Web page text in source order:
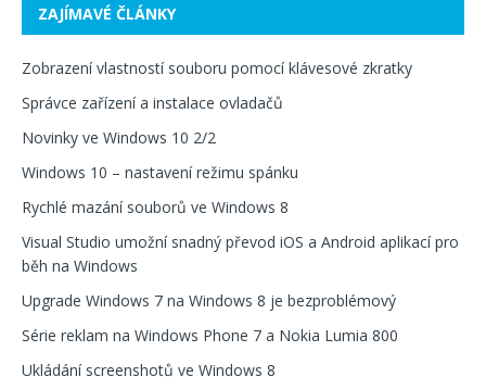
ZAJÍMAVÉ ČLÁNKY
Zobrazení vlastností souboru pomocí klávesové zkratky
Správce zařízení a instalace ovladačů
Novinky ve Windows 10 2/2
Windows 10 – nastavení režimu spánku
Rychlé mazání souborů ve Windows 8
Visual Studio umožní snadný převod iOS a Android aplikací pro
běh na Windows
Upgrade Windows 7 na Windows 8 je bezproblémový
Série reklam na Windows Phone 7 a Nokia Lumia 800
Ukládání screenshotů ve Windows 8